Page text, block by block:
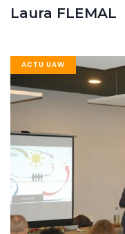
Laura FLEMAL
ACTU UAW
Image
banner